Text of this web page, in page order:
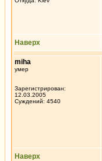
Наверх
miha
умер
Зарегистрирован:
12.03.2005
Суждений: 4540
Наверх